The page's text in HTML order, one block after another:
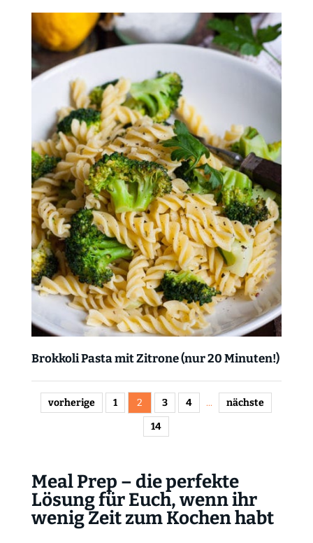
Brokkoli Pasta mit Zitrone (nur 20 Minuten!)
vorherige 1 2 3 4 ...
nächste
14
Meal Prep – die perfekte
Lösung für Euch, wenn ihr
wenig Zeit zum Kochen habt